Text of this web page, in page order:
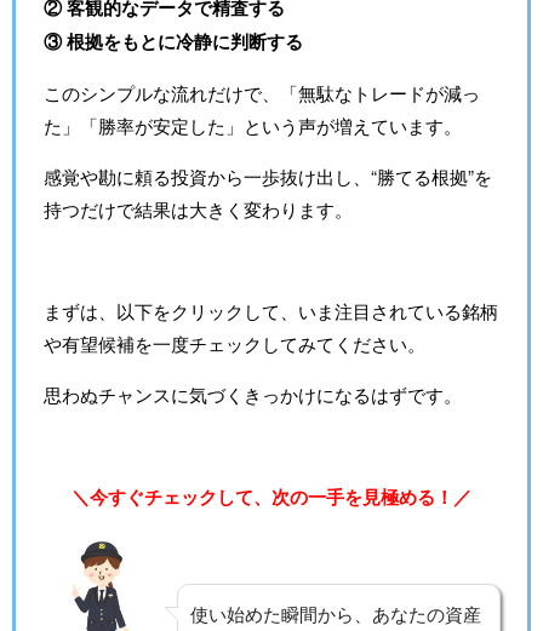
② 客観的なデータで精査する
③ 根拠をもとに冷静に判断する
このシンプルな流れだけで、「無駄なトレードが減っ
た」「勝率が安定した」という声が増えています。
感覚や勘に頼る投資から一歩抜け出し、“勝てる根拠”を
持つだけで結果は大きく変わります。
まずは、以下をクリックして、いま注目されている銘柄
や有望候補を一度チェックしてみてください。
思わぬチャンスに気づくきっかけになるはずです。
＼今すぐチェックして、次の一手を見極める！／
使い始めた瞬間から、あなたの資産